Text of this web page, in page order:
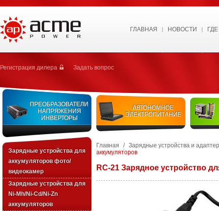
ГЛАВНАЯ НОВОСТИ
Регистрация дилера Задать вопрос
ПРЕОБРАЗОВАТЕЛИ
НАПРЯЖЕНИЯ
ИНВЕРТОРЫ
АВТОНОМНОЕ
ЭЛЕКТРОПИТАНИЕ
Зарядные устройства для
аккумуляторов фото/
видеокамер
Зарядные уcтройства для
Ni-Mh/Ni-Cd/Ni-Zn
аккумуляторов
Главная / Зарядные устройства и
аккумуляторов
RC-21 Зарядное устройство